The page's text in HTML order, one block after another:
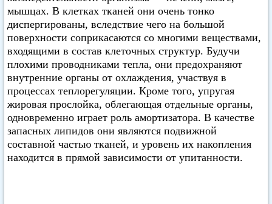
мышцах. В клетках тканей они очень тонко
диспергированы, вследствие чего на большой
поверхности соприкасаются со многими веществами,
входящими в состав клеточных структур. Будучи
плохими проводниками тепла, они предохраняют
внутренние органы от охлаждения, участвуя в
процессах теплорегуляции. Кроме того, упругая
жировая прослойка, облегающая отдельные органы,
одновременно играет роль амортизатора. В качестве
запасных липидов они являются подвижной
составной частью тканей, и уровень их накопления
находится в прямой зависимости от упитанности.